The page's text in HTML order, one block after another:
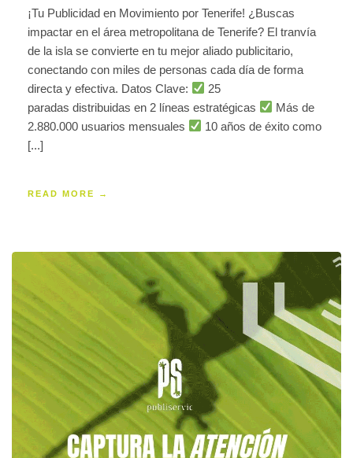
¡Tu Publicidad en Movimiento por Tenerife! ¿Buscas
impactar en el área metropolitana de Tenerife? El tranvía
de la isla se convierte en tu mejor aliado publicitario,
conectando con miles de personas cada día de forma
directa y efectiva. Datos Clave:
25
paradas distribuidas en 2 líneas estratégicas
Más de
2.880.000 usuarios mensuales
10 años de éxito como
[...]
READ MORE →